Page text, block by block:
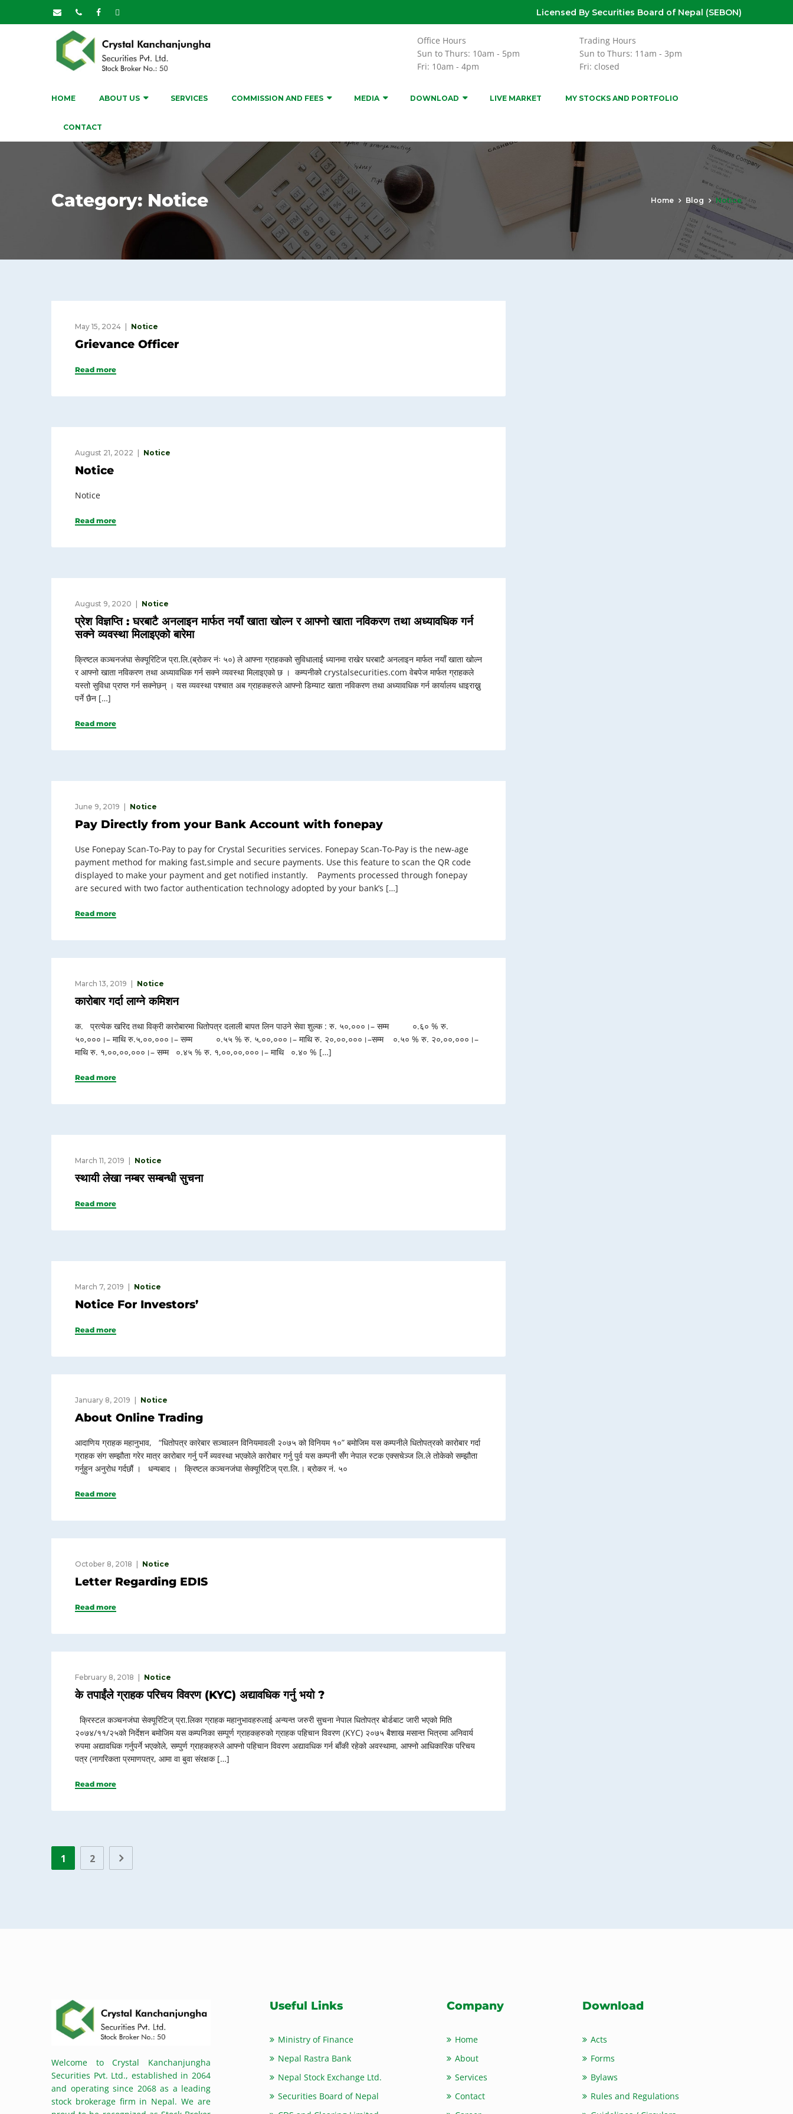
Licensed By Securities Board of Nepal (SEBON)
Office Hours
Sun to Thurs: 10am - 5pm
Fri: 10am - 4pm
Trading Hours
Sun to Thurs: 11am - 3pm
Fri: closed
HOME ABOUT US SERVICES COMMISSION AND FEES MEDIA DOWNLOAD LIVE MARKET MY STOCKS AND PORTFOLIO
CONTACT
Category: Notice Home Blog Notice
May 15, 2024 Notice
Grievance Officer
Read more
August 21, 2022 Notice
Notice
Notice
Read more
August 9, 2020 Notice
प्रेश विज्ञप्ति : घरबाटै अनलाइन मार्फत नयाँ खाता खोल्न र आफ्नो खाता नविकरण तथा अध्यावधिक गर्न
सक्ने व्यवस्था मिलाइएको बारेमा
क्रिष्टल कञ्चनजंघा सेक्यूरिटिज प्रा.लि.(ब्रोकर नंः ५०) ले आफ्ना ग्राहकको सुविधालाई ध्यानमा राखेर घरबाटै अनलाइन मार्फत नयाँ खाता खोल्न
र आफ्नो खाता नविकरण तथा अध्यावधिक गर्न सक्ने व्यवस्था मिलाइएको छ । कम्पनीको crystalsecurities.com वेबपेज मार्फत ग्राहकले
यस्तो सुविधा प्राप्त गर्न सक्नेछन् । यस व्यवस्था पश्चात अब ग्राहकहरुले आफ्नो डिम्याट खाता नविकरण तथा अध्यावधिक गर्न कार्यालय धाइराख्नु
पर्ने छैन […]
Read more
June 9, 2019 Notice
Pay Directly from your Bank Account with fonepay
Use Fonepay Scan-To-Pay to pay for Crystal Securities services. Fonepay Scan-To-Pay is the new-age
payment method for making fast,simple and secure payments. Use this feature to scan the QR code
displayed to make your payment and get notified instantly. Payments processed through fonepay
are secured with two factor authentication technology adopted by your bank’s […]
Read more
March 13, 2019 Notice
कारोबार गर्दा लाग्ने कमिशन
क. प्रत्येक खरिद तथा विक्री कारोबारमा धितोपत्र दलाली बापत लिन पाउने सेवा शुल्क : रु. ५०,०००।– सम्म ०.६० % रु.
५०,०००।– माथि रु.५,००,०००।– सम्म ०.५५ % रु. ५,००,०००।– माथि रु. २०,००,०००।–सम्म ०.५० % रु. २०,००,०००।–
माथि रु. १,००,००,०००।– सम्म ०.४५ % रु. १,००,००,०००।– माथि ०.४० % […]
Read more
March 11, 2019 Notice
स्थायी लेखा नम्बर सम्बन्धी सुचना
Read more
March 7, 2019 Notice
Notice For Investors’
Read more
January 8, 2019 Notice
About Online Trading
आदाणिय ग्राहक महानुभाव, “धितोपत्र कारेबार सञ्चालन विनियमावली २०७५ को विनियम १०” बमोजिम यस कम्पनीले धितोपत्रको कारोबार गर्दा
ग्राहक संग सम्झौता गरेर मात्र कारोबार गर्नु पर्ने ब्यवस्था भएकोले कारोबार गर्नु पुर्व यस कम्पनी सँग नेपाल स्टक एक्सचेञ्ज लि.ले तोकेको सम्झौता
गर्नुहुन अनुरोध गर्दछौं । धन्यबाद । क्रिष्टल कञ्चनजंघा सेक्यूरिटिज् प्रा.लि.। ब्रोकर नं. ५०
Read more
October 8, 2018 Notice
Letter Regarding EDIS
Read more
February 8, 2018 Notice
के तपाईंले ग्राहक परिचय विवरण (KYC) अद्यावधिक गर्नु भयो ?
क्रिस्टल कञ्चनजंघा सेक्यूरिटिज् प्रा.लिका ग्राहक महानुभावहरुलाई अन्यन्त जरुरी सुचना नेपाल धितोपत्र बोर्डबाट जारी भएको मिति
२०७४/११/२५को निर्देशन बमोजिम यस कम्पनिका सम्पूर्ण ग्राहकहरुको ग्राहक पहिचान विवरण (KYC) २०७५ बैशाख मसान्त भित्रमा अनिवार्य
रुपमा अद्यावधिक गर्नुपर्ने भएकोले, सम्पुर्ण ग्राहकहरुले आफ्नो पहिचान विवरण अद्यावधिक गर्न बाँकी रहेको अवस्थामा, आफ्नो आधिकारिक परिचय
पत्र (नागरिकता प्रमाणपत्र, आमा वा बुवा संरक्षक […]
Read more
1 2
Welcome to Crystal Kanchanjungha
Securities Pvt. Ltd., established in 2064
and operating since 2068 as a leading
stock brokerage firm in Nepal. We are
Useful Links
Ministry of Finance
Nepal Rastra Bank
Nepal Stock Exchange Ltd.
Securities Board of Nepal
Company
Home
About
Services
Contact
Download
Acts
Forms
Bylaws
Rules and Regulations